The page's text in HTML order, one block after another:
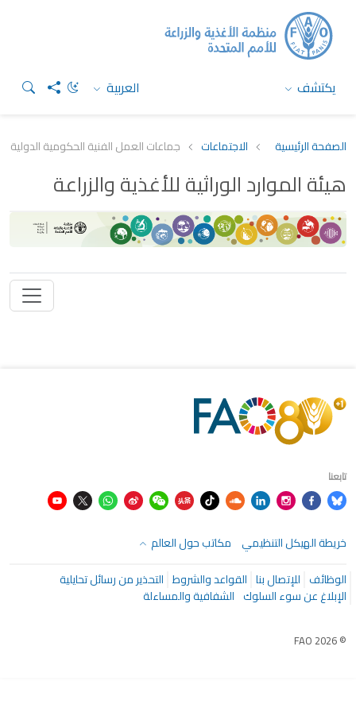
يكتشف العربية
الصفحة الرئيسية الاجتماعات جماعات العمل الفنية الحكومية الدولية
هيئة الموارد الوراثية للأغذية والزراعة
تابعنا
خريطة الهيكل التنظيمي مكاتب حول العالم
الوظائف للإتصال بنا القواعد والشروط التحذير من رسائل تحايلية
الإبلاغ عن سوء السلوك الشفافية والمساءلة
© FAO 2026